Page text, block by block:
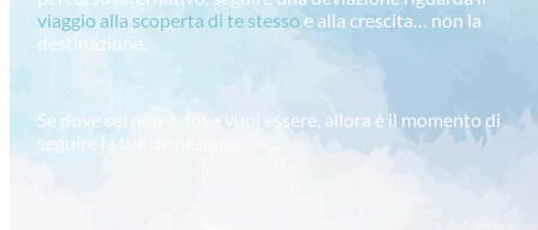
viaggio alla scoperta di te stesso e alla crescita… non la
destinazione.
Se dove sei non è dove vuoi essere, allora è il momento di
seguire la tua deviazione…